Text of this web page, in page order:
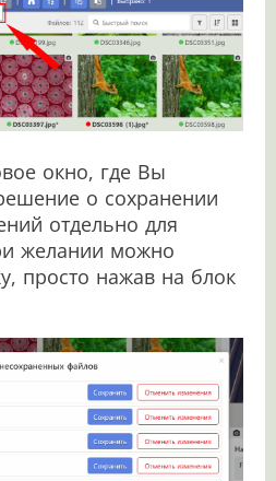
окно, где Вы
о сохранении
отдельно для
желании можно
просто нажав на блок